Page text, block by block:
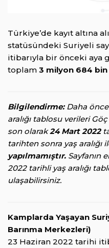
Türkiye’de kayıt altına
statüsündeki Suriyeli
itibarıyla bir önceki aya
toplam 3 milyon 684
Bilgilendirme:Daha
aralığı tablosu verileri
son olarak24 Mart 2022
tarihten sonra yaş aralığı
yapılmamıştır. Sayfanın
2022 tarihli yaş aralığı
ulaşabilirsiniz.
Kamplarda Yaşayan
Barınma Merkezleri)
23 Haziran 2022 tarihi